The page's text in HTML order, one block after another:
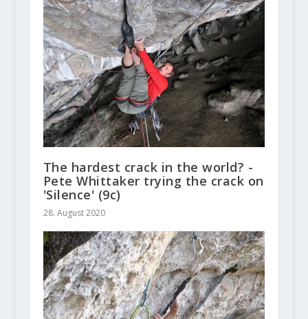
The hardest crack in the world? -
Pete Whittaker trying the crack on
'Silence' (9c)
28. August 2020